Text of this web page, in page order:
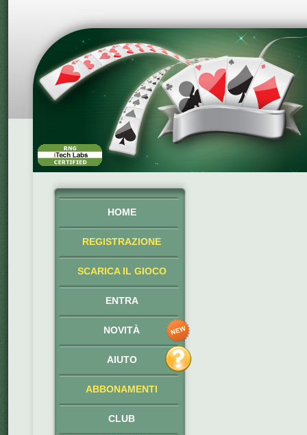
HOME
REGISTRAZIONE
SCARICA IL GIOCO
ENTRA
NOVITÀ
AIUTO
ABBONAMENTI
CLUB